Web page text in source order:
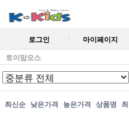
로그인 마이페이지
토이맘모스
최신순 낮은가격 높은가격 상품명